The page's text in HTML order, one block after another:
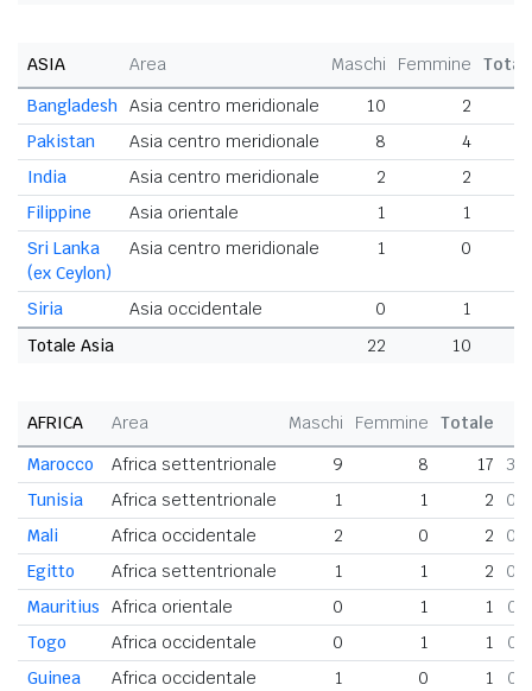
ASIA Area Maschi Femmine
Bangladesh
Asia centro meridionale 10 2
Pakistan
Asia centro meridionale 8 4
India
Asia centro meridionale 2 2
Filippine
Asia orientale 1 1
Sri Lanka
(ex Ceylon)
Asia centro meridionale 1 0
Siria Asia occidentale 0 1
Totale Asia
22 10
AFRICA Area Maschi Femmine
Totale
Marocco
Africa settentrionale 9 8 17
Tunisia
Africa settentrionale 1 1 2
Mali
Africa occidentale 2 0 2
Egitto
Africa settentrionale 1 1 2
Mauritius
Africa orientale 0 1 1
Togo
Africa occidentale 0 1 1
Guinea
Africa occidentale 1 0 1